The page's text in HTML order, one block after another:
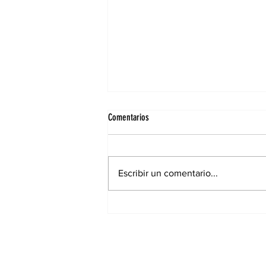
Comentarios
Escribir un comentario...